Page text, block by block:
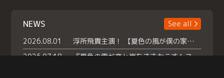
NEWS
See all
2026.08.01
浮所飛貴主演！ 【夏色の風が僕の家にやってきた】 本日よりテラサで独占配信スタート！
2026.07.18
『夏色の雲が恋と嵐をまきおこす』スペシャルメイキング 【Part1】2026年７月18日（土）23時30分～配信スタート！話題のシーンの裏側を大公開！豪華キャスト大集合！ 『武宮家 真夏の家族会議』開催！